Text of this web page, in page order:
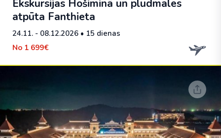
Ekskursijas Hošiminā un pludmales
atpūta Fanthieta
24.11. - 08.12.2026 • 15 dienas
No 1 699€